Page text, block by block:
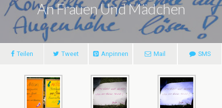
An Frauen Und Mädchen
Teilen Tweet Anpinnen Mail SMS